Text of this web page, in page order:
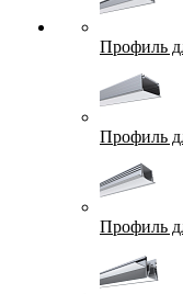
Профиль
Профиль
Профиль